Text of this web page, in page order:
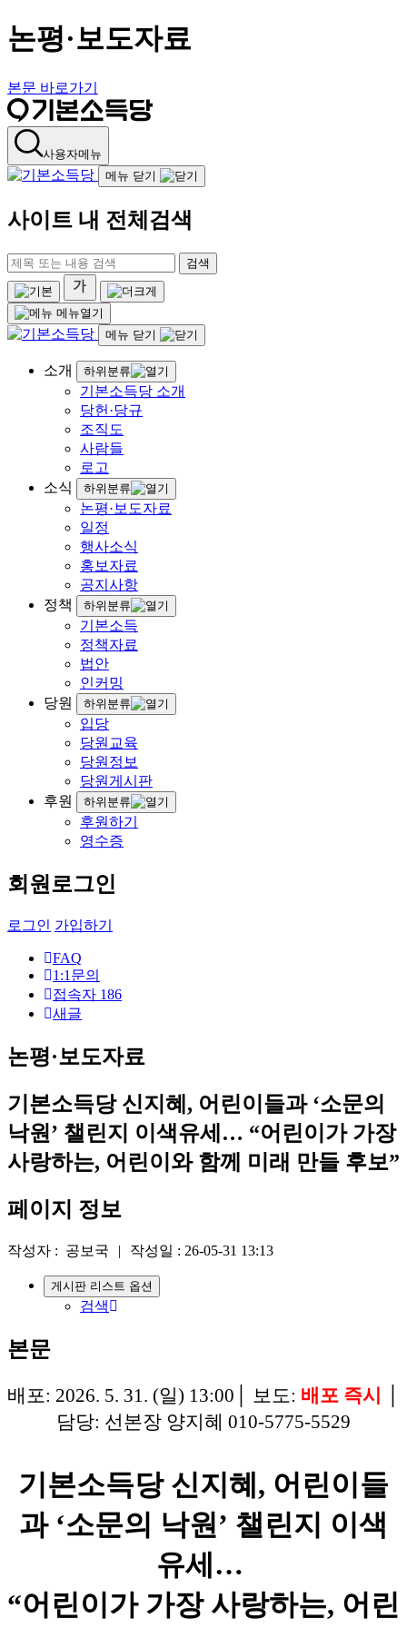
논평·보도자료
본문 바로가기
사용자메뉴
메뉴 닫기
사이트 내 전체검색
검색
메뉴열기
메뉴 닫기
소개 하위분류
기본소득당 소개
당헌·당규
조직도
사람들
로고
소식
하위분류
논평·보도자료
일정
행사소식
홍보자료
공지사항
정책
하위분류
기본소득
정책자료
법안
인커밍
당원
하위분류
입당
당원교육
당원정보
당원게시판
후원
하위분류
후원하기
영수증
회원로그인
로그인 가입하기
FAQ
1:1문의
접속자 186
새글
논평·보도자료
기본소득당 신지혜, 어린이들과 ‘소문의
낙원’ 챌린지 이색유세… “어린이가 가장
사랑하는, 어린이와 함께 미래 만들 후보”
페이지 정보
작성자 : 공보국 | 작성일 : 26-05-31 13:13
게시판 리스트 옵션
검색
본문
배포: 2026. 5. 31. (일) 13:00│ 보도: 배포 즉시
담당: 선본장 양지혜 010-5775-5529
기본소득당 신지혜, 어린이들
과 ‘소문의 낙원’ 챌린지 이색
유세…
“어린이가 가장 사랑하는, 어린